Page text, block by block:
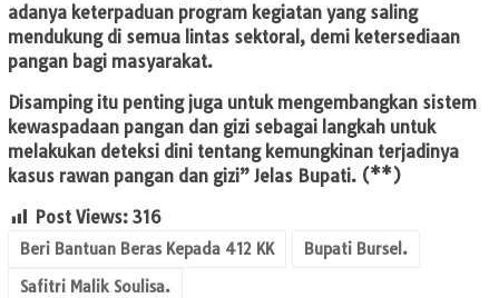
adanya keterpaduan program kegiatan yang saling
mendukung di semua lintas sektoral, demi ketersediaan
pangan bagi masyarakat.
Disamping itu penting juga untuk mengembangkan sistem
kewaspadaan pangan dan gizi sebagai langkah untuk
melakukan deteksi dini tentang kemungkinan terjadinya
kasus rawan pangan dan gizi” Jelas Bupati. (**)
Post Views: 316
Beri Bantuan Beras Kepada 412 KK
Bupati Bursel.
Safitri Malik Soulisa.